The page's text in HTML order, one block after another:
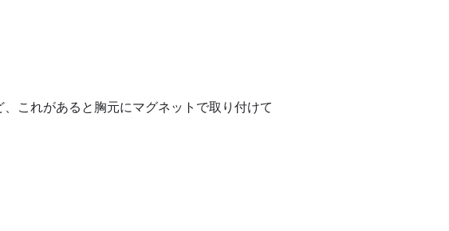
これがあると胸元にマグネットで取り付けて